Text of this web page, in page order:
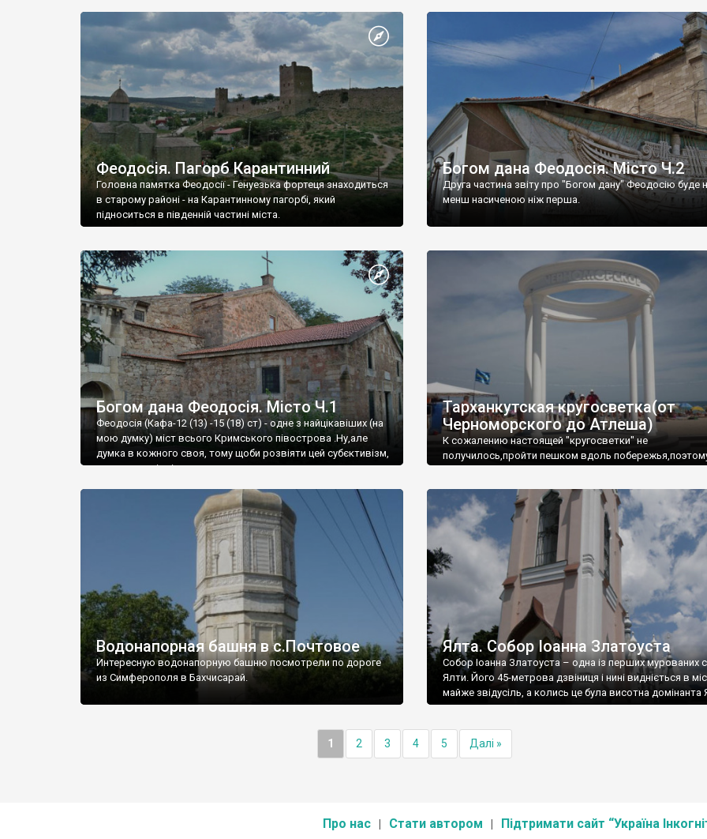
Феодосія. Пагорб Карантинний
Головна памятка Феодосії - Генуезька фортеця знаходиться
в старому районі - на Карантинному пагорбі, який
підноситься в південній частині міста.
Богом дана Феодосія. Місто Ч.2
Друга частина звіту про "Богом дану" Феодосію буде
менш насиченою ніж перша.
Богом дана Феодосія. Місто Ч.1
Феодосія (Кафа-12 (13) -15 (18) ст) - одне з найцікавіших (на
мою думку) міст всього Кримського півострова .Ну,але
думка в кожного своя, тому щоби розвіяти цей субєктивізм,
запрошую відвідати це
Тарханкутская кругосветка(от
Черноморского до Атлеша)
К сожалению настоящей "кругосветки" не
получилось,пройти пешком вдоль
Водонапорная башня в с.Почтовое
Интересную водонапорную башню посмотрели по дороге
из Симферополя в Бахчисарай.
Ялта. Собор Іоанна Златоуста
Собор Іоанна Златоуста – одна із перших мурованих
Ялти. Його 45-метрова дзвіниця і нині видніється в
майже звідусіль, а колись це була висотна домінанта
1 2 3 4 5 Далі »
Про нас Стати автором Підтримати сайт “Україна